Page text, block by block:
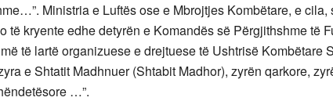
Ministria e Luftës ose e Mbrojtjes Kombëtare, e
të kryente edhe detyrën e Komandës së Përgjithshme të
të lartë organizuese e drejtuese të Ushtrisë Kombëtare
e Shtatit Madhnuer (Shtabit Madhor), zyrën qarkore,
…”.